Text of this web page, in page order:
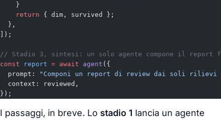
    }
    return
{ dim, survived };
  },
]);
// Stadio 3, sintesi: un solo agente compone il
const report = await agent ({
  prompt:
"Componi un report di review dai soli
  context: reviewed,
});
I passaggi, in breve. Lo stadio 1 lancia un agente